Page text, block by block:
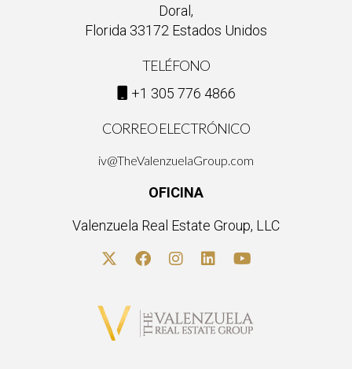
Doral,
Florida 33172 Estados Unidos
TELÉFONO
+1 305 776 4866
CORREO ELECTRÓNICO
iv@TheValenzuelaGroup.com
OFICINA
Valenzuela Real Estate Group, LLC